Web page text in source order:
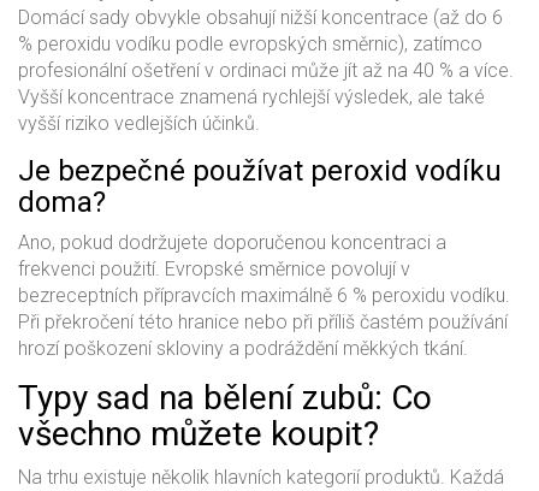
Domácí sady obvykle obsahují nižší koncentrace (až do 6
% peroxidu vodíku podle evropských směrnic), zatímco
profesionální ošetření v ordinaci může jít až na 40 % a více.
Vyšší koncentrace znamená rychlejší výsledek, ale také
vyšší riziko vedlejších účinků.
Je bezpečné používat peroxid vodíku
doma?
Ano, pokud dodržujete doporučenou koncentraci a
frekvenci použití. Evropské směrnice povolují v
bezreceptních přípravcích maximálně 6 % peroxidu vodíku.
Při překročení této hranice nebo při příliš častém používání
hrozí poškození skloviny a podráždění měkkých tkání.
Typy sad na bělení zubů: Co
všechno můžete koupit?
Na trhu existuje několik hlavních kategorií produktů. Každá